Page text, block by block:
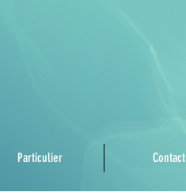
Particulier Contact